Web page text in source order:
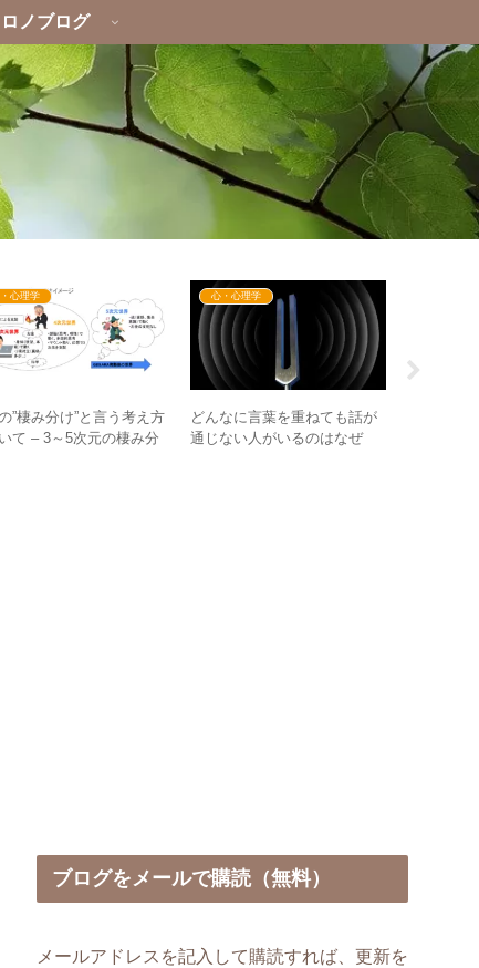
ノブログ
心理学
”棲み分け”と言う考え方
て – 3～5次元の棲み分
心・心理学
どんなに言葉を重ねても話が
通じない人がいるのはなぜ
ブログをメールで購読（無料）
メールアドレスを記入して購読すれば、更新を